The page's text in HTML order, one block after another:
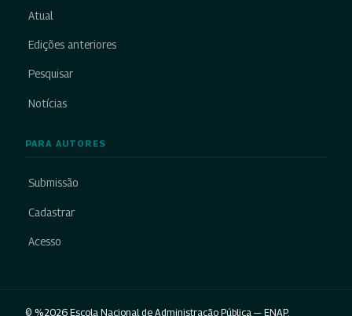
Atual
Edições anteriores
Pesquisar
Notícias
PARA AUTORES
Submissão
Cadastrar
Acesso
© %2026 Escola Nacional de Administração Pública — ENAP.